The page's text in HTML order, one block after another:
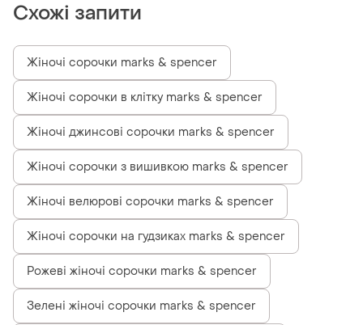
Схожі запити
Жіночі сорочки marks & spencer
Жіночі сорочки в клітку marks & spencer
Жіночі джинсові сорочки marks & spencer
Жіночі сорочки з вишивкою marks & spencer
Жіночі велюрові сорочки marks & spencer
Жіночі сорочки на гудзиках marks & spencer
Рожеві жіночі сорочки marks & spencer
Зелені жіночі сорочки marks & spencer